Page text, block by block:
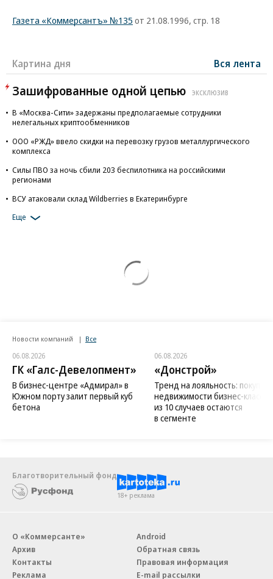
Газета «Коммерсантъ» №135 от 21.08.1996, стр. 18
Картина дня Вся лента
Зашифрованные одной цепью ЭКСКЛЮЗИВ
В «Москва-Сити» задержаны предполагаемые сотрудники
нелегальных криптообменников
ООО «РЖД» ввело скидки на перевозку грузов металлургического
комплекса
Силы ПВО за ночь сбили 203 беспилотника на российскими
регионами
ВСУ атаковали склад Wildberries в Екатеринбурге
Еще
Новости компаний Все
06.08.2026
ГК «Галс-Девелопмент»
В бизнес-центре «Адмирал» в
Южном порту залит первый куб
бетона
06.08.2026
«Донстрой»
Тренд на лояльность:
недвижимости бизнес-класса
из 10 случаев остаются
в сегменте
Благотворительный фонд
18+ реклама
О «Коммерсанте»
Архив
Контакты
Реклама
Android
Обратная связь
Правовая информация
E-mail рассылки